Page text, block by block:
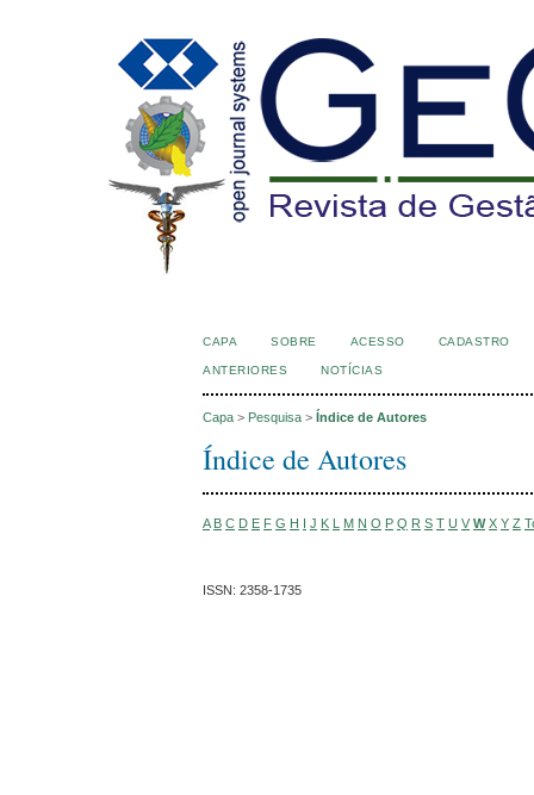
CAPA SOBRE ACESSO CADASTRO
ANTERIORES NOTÍCIAS
Capa > Pesquisa > Índice de Autores
Índice de Autores
A B C D E F G H I J K L M N O P Q R S T U V W X Y Z
ISSN: 2358-1735